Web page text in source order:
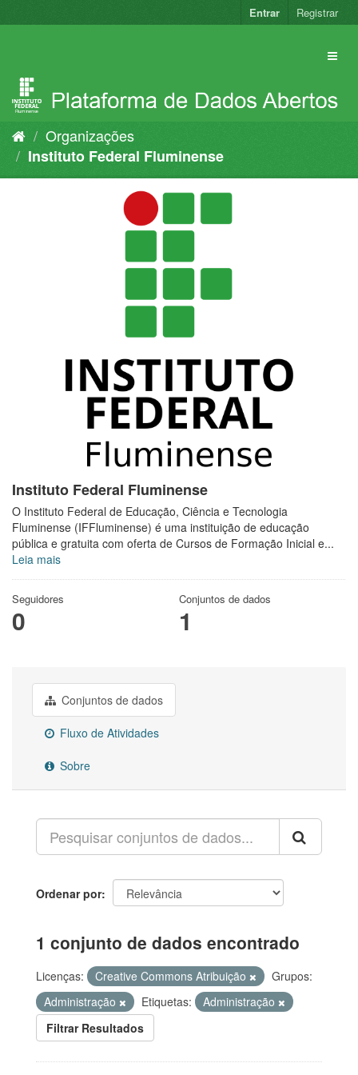
para
Entrar Registrar
Organizações
Instituto Federal Fluminense
Instituto Federal Fluminense
O Instituto Federal de Educação, Ciência e Tecnologia
Fluminense (IFFluminense) é uma instituição de educação
pública e gratuita com oferta de Cursos de Formação Inicial e...
Leia mais
Seguidores
0
Conjuntos de dados
1
Conjuntos de dados
Fluxo de Atividades
Sobre
Ordenar por
1 conjunto de dados encontrado
Licenças: Creative Commons Atribuição
Grupos:
Administração
Etiquetas:
Administração
Filtrar Resultados